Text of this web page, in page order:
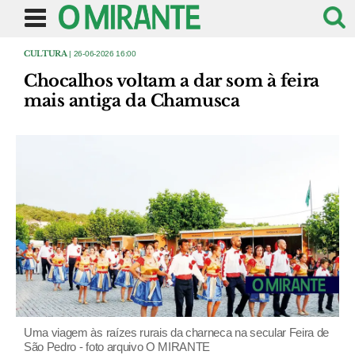
CULTURA | 26-06-2026 16:00
Chocalhos voltam a dar som à feira
mais antiga da Chamusca
Uma viagem às raízes rurais da charneca na secular Feira de
São Pedro - foto arquivo O MIRANTE